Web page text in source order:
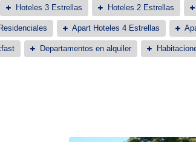
Hoteles 3 Estrellas Hoteles 2 Estrellas
Apart Hoteles 4 Estrellas
Departamentos en alquiler